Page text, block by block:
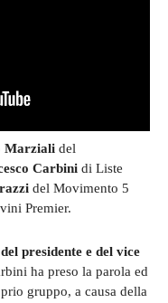
Marziali del
Carbini di Liste
del Movimento 5
Premier.
presidente e del vice
ha preso la parola ed
gruppo, a causa della